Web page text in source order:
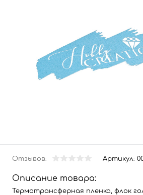
Отзывов: Артикул:
Описание товара:
Термотрансферная пленка, флок